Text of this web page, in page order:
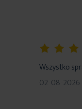
Wszystko
02-08-2026